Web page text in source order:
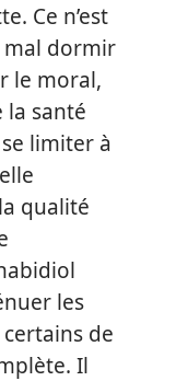
Ce n’est
mal dormir
le moral,
la santé
limiter à
qualité
les
de
Il